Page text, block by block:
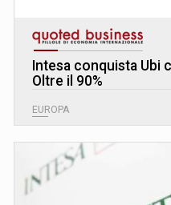
Intesa conquista Ubi
Oltre il 90%
EUROPA